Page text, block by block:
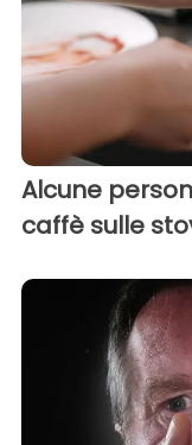
Alcune
caffè sulle